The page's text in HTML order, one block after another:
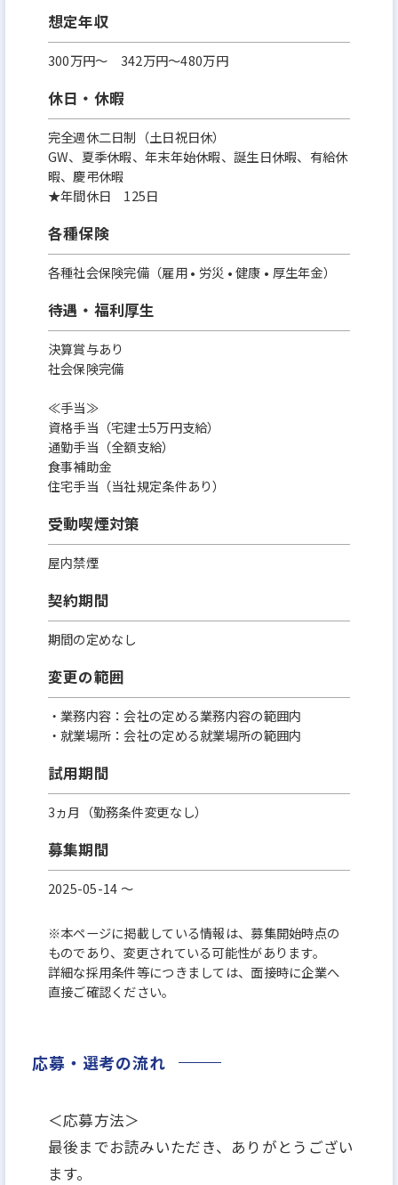
想定年収
300万円〜 342万円～480万円
休日・休暇
完全週休二日制（土日祝日休）
GW、夏季休暇、年末年始休暇、誕生日休暇、有給休
暇、慶弔休暇
★年間休日 125日
各種保険
各種社会保険完備（雇用 • 労災 • 健康 • 厚生年金）
待遇・福利厚生
決算賞与あり
社会保険完備
≪手当≫
資格手当（宅建士5万円支給）
通勤手当（全額支給）
食事補助金
住宅手当（当社規定条件あり）
受動喫煙対策
屋内禁煙
契約期間
期間の定めなし
変更の範囲
・業務内容：会社の定める業務内容の範囲内
・就業場所：会社の定める就業場所の範囲内
試用期間
3ヵ月（勤務条件変更なし）
募集期間
2025-05-14 〜
※本ページに掲載している情報は、募集開始時点の
ものであり、変更されている可能性があります。
詳細な採用条件等につきましては、面接時に企業へ
直接ご確認ください。
応募・選考の流れ
＜応募方法＞
最後までお読みいただき、ありがとうござい
ます。